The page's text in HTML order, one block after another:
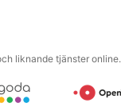
liknande tjänster online.